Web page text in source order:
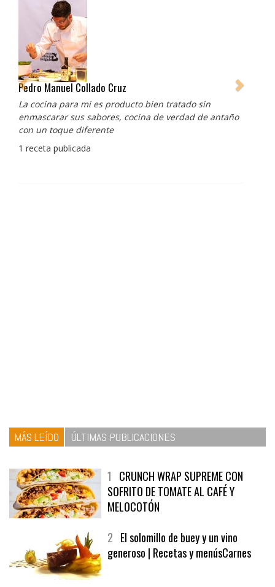
Pedro Manuel Collado Cruz
La cocina para mi es producto bien tratado sin
enmascarar sus sabores, cocina de verdad de antaño
con un toque diferente
1 receta publicada
MÁS LEÍDO ÚLTIMAS PUBLICACIONES
1 CRUNCH WRAP SUPREME CON
SOFRITO DE TOMATE AL CAFÉ Y
MELOCOTÓN
2 El solomillo de buey y un vino
generoso | Recetas y menúsCarnes